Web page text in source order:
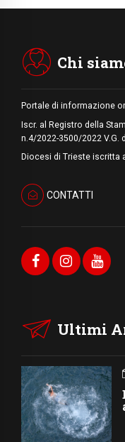
Chi
Portale di informazione
Iscr. al Registro della
n.4/2022-3500/2022 V.G.
Diocesi di Trieste iscritta
CONTATTI
Ultimi